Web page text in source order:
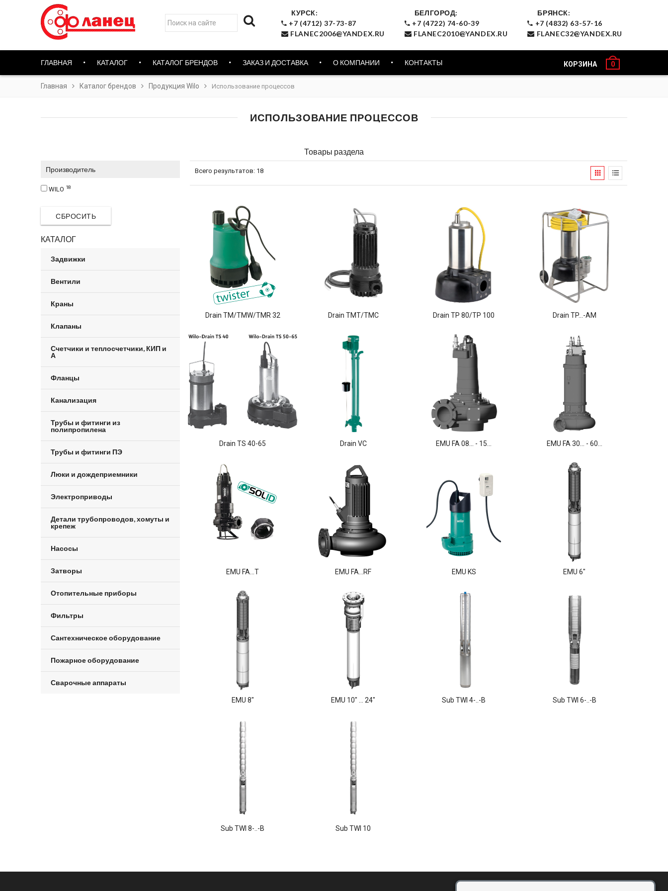
КУРСК:
+7 (4712) 37-73-87
FLANEC2006@YANDEX.RU
БЕЛГОРОД:
+7 (4722) 74-60-39
FLANEC2010@YANDEX.RU
БРЯНСК:
+7 (4832) 63-57-16
FLANEC32@YANDEX.RU
ГЛАВНАЯ КАТАЛОГ КАТАЛОГ БРЕНДОВ ЗАКАЗ И ДОСТАВКА О КОМПАНИИ КОНТАКТЫ КОРЗИНА 0
Главная Каталог брендов Продукция Wilo Использование процессов
ИСПОЛЬЗОВАНИЕ ПРОЦЕССОВ
Товары раздела
Производитель
WILO 18
СБРОСИТЬ
КАТАЛОГ
Задвижки
Вентили
Краны
Клапаны
Счетчики и теплосчетчики, КИП и
А
Фланцы
Канализация
Трубы и фитинги из
полипропилена
Трубы и фитинги ПЭ
Люки и дождеприемники
Электроприводы
Детали трубопроводов, хомуты и
крепеж
Насосы
Затворы
Отопительные приборы
Фильтры
Сантехническое оборудование
Пожарное оборудование
Сварочные аппараты
Всего результатов: 18
Drain TM/TMW/TMR 32 Drain TMT/TMC Drain TP 80/TP 100 Drain TP...-AM
Drain TS 40-65 Drain VC EMU FA 08... - 15... EMU FA 30... - 60...
EMU FA…T EMU FA...RF EMU KS EMU 6"
EMU 8" EMU 10" ... 24" Sub TWI 4-..-B Sub TWI 6-..-B
Sub TWI 8-..-B Sub TWI 10